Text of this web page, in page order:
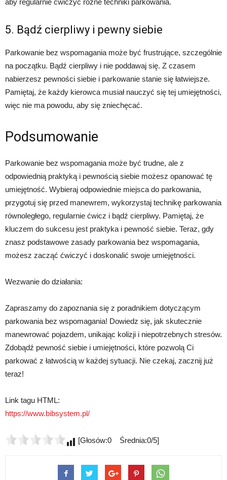
aby regularnie ćwiczyć różne techniki parkowania.
5. Bądź cierpliwy i pewny siebie
Parkowanie bez wspomagania może być frustrujące, szczególnie
na początku. Bądź cierpliwy i nie poddawaj się. Z czasem
nabierzesz pewności siebie i parkowanie stanie się łatwiejsze.
Pamiętaj, że każdy kierowca musiał nauczyć się tej umiejętności,
więc nie ma powodu, aby się zniechęcać.
Podsumowanie
Parkowanie bez wspomagania może być trudne, ale z
odpowiednią praktyką i pewnością siebie możesz opanować tę
umiejętność. Wybieraj odpowiednie miejsca do parkowania,
przygotuj się przed manewrem, wykorzystaj technikę parkowania
równoległego, regularnie ćwicz i bądź cierpliwy. Pamiętaj, że
kluczem do sukcesu jest praktyka i pewność siebie. Teraz, gdy
znasz podstawowe zasady parkowania bez wspomagania,
możesz zacząć ćwiczyć i doskonalić swoje umiejętności.
Wezwanie do działania:
Zapraszamy do zapoznania się z poradnikiem dotyczącym
parkowania bez wspomagania! Dowiedz się, jak skutecznie
manewrować pojazdem, unikając kolizji i niepotrzebnych stresów.
Zdobądź pewność siebie i umiejętności, które pozwolą Ci
parkować z łatwością w każdej sytuacji. Nie czekaj, zacznij już
teraz!
Link tagu HTML:
https://www.bibsystem.pl/
[Głosów:0 Średnia:0/5]